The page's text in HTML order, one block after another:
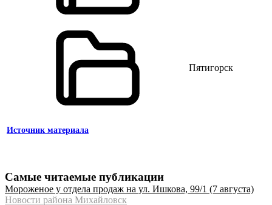
Пятигорск
Источник материала
Самые читаемые публикации
Мороженое у отдела продаж на ул. Ишкова, 99/1 (7 августа)
Новости района Михайловск